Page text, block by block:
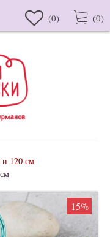
(0) (0)
и 120 см
15%